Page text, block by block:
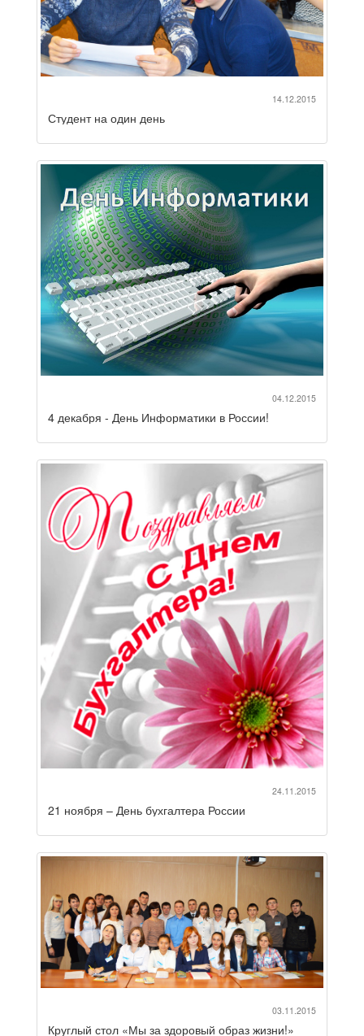
14.12.2015
Студент на один день
04.12.2015
4 декабря - День Информатики в России!
24.11.2015
21 ноября – День бухгалтера России
03.11.2015
Круглый стол «Мы за здоровый образ жизни!»